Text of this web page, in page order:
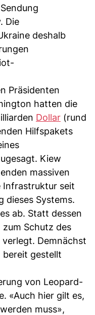
Die
deshalb
Präsidenten
hatten die
Dollar (rund
Hilfspakets
Kiew
massiven
Infrastruktur seit
dieses Systems.
ab. Statt dessen
Schutz des
Demnächst
bereit gestellt
von Leopard-
«Auch hier gilt es,
muss»,